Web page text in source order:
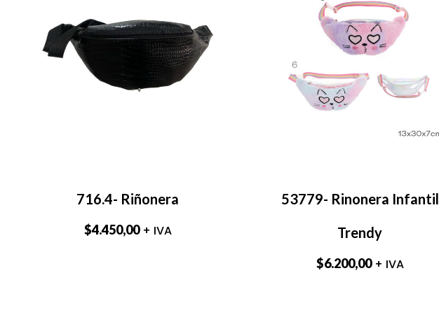
716.4- Riñonera
$4.450,00 + IVA
53779- Rinonera Infantil
Trendy
$6.200,00 + IVA